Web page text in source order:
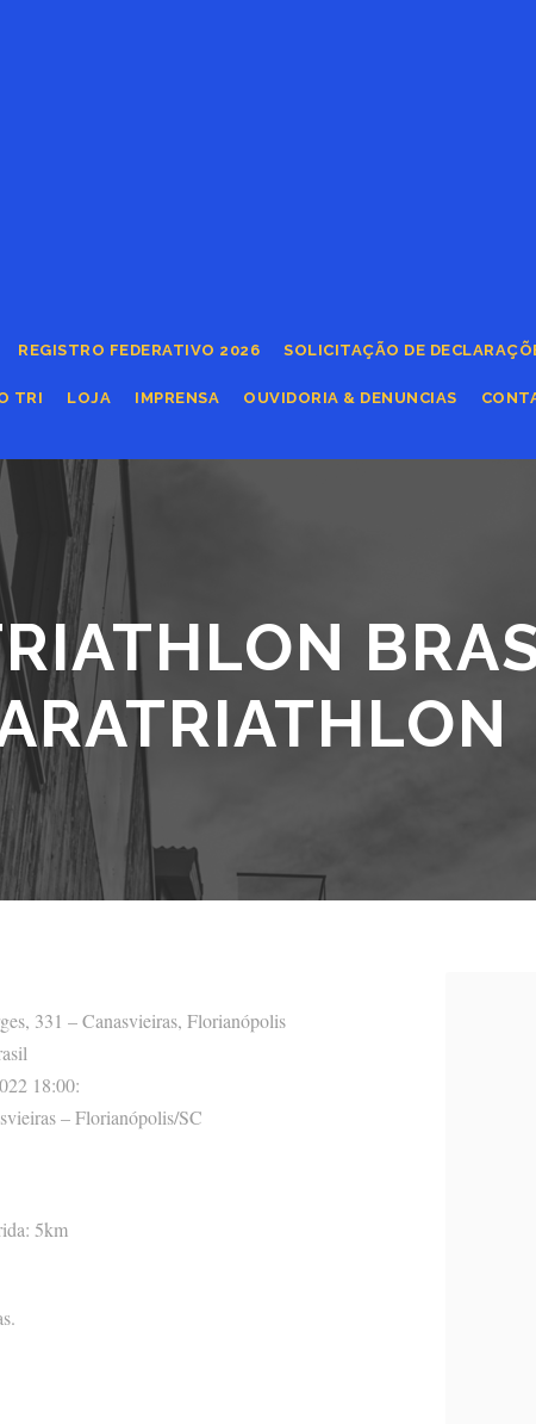
REGISTRO FEDERATIVO 2026 SOLICITAÇÃO DE
TRI LOJA IMPRENSA OUVIDORIA & DENUNCIAS
331 – Canasvieiras, Florianópolis
18:00:
– Florianópolis/SC
5km